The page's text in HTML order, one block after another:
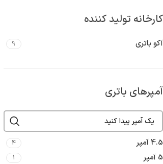
کارخانه تولید کننده
آکو باتری 9
آمپرهای باتری
4.5 آمپر 4
5 آمپر 1